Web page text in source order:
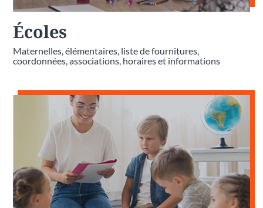
Écoles
Maternelles, élémentaires, liste de fournitures,
coordonnées, associations, horaires et informations